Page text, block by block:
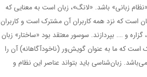
زبانی» باشد. «لانگ»، زبان است به معنایی که
است که نزد همه کاربران آن مشترک است و کاربران
گزاره و …. بپردازند. سوسور معتقد بود «ساختار» زبان
که ما به عنوان گویش‌ور (ناخودآگاهانه) آن را
زبان‌شناسی باید بتواند عناصر این نظام و